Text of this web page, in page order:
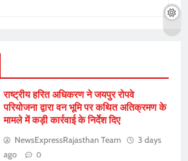
राष्ट्रीय हरित अधिकरण ने जयपुर रोपवे
परियोजना द्वारा वन भूमि पर कथित अतिक्रमण के
मामले में कड़ी कार्रवाई के निर्देश दिए
NewsExpressRajasthan Team
3 days
ago
0